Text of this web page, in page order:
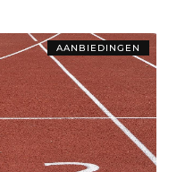
AANBIEDINGEN